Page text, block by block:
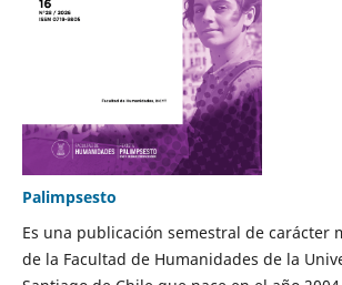
Palimpsesto
Es una publicación semestral de carácter
de la Facultad de Humanidades de la